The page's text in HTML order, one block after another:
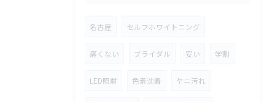
名古屋 セルフホワイトニング
痛くない ブライダル 安い 学割
LED照射 色素沈着 ヤニ汚れ